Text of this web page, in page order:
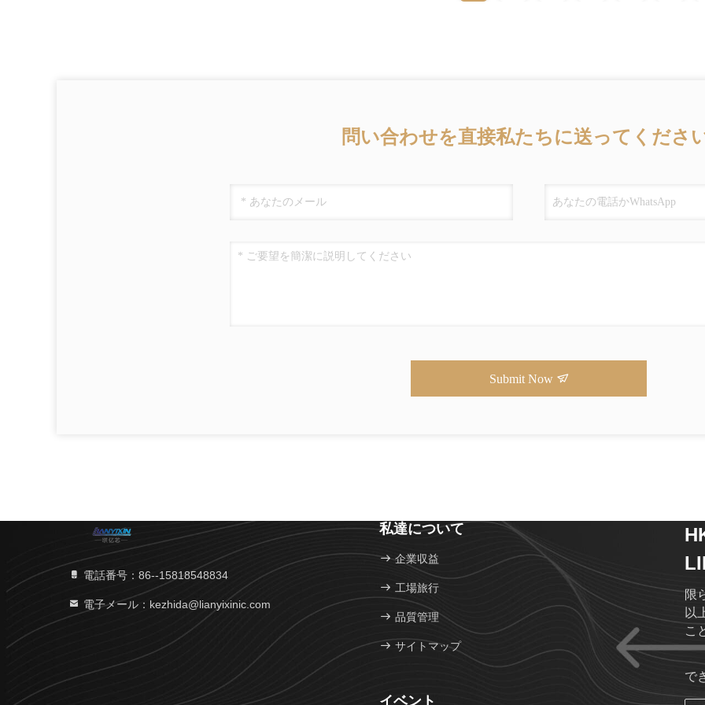
問い合わせを直接私たちに送ってくださ
Submit Now
電話番号：86--15818548834
電子メール：kezhida@lianyixinic.com
私達について
企業収益
工場旅行
品質管理
サイトマップ
イベント
限
以
こ
で